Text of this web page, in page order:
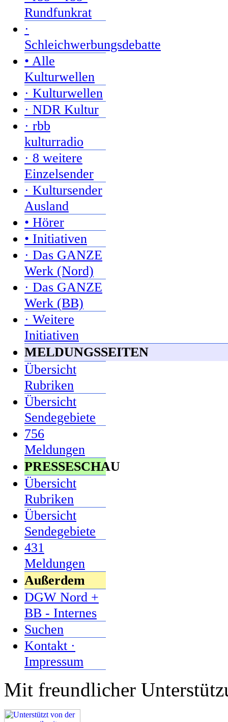
Rundfunkrat
·
Schleichwerbungsdebatte
• Alle
Kulturwellen
· Kulturwellen
· NDR Kultur
· rbb
kulturradio
· 8 weitere
Einzelsender
· Kultursender
Ausland
• Hörer
• Initiativen
· Das GANZE
Werk (Nord)
· Das GANZE
Werk (BB)
· Weitere
Initiativen
MELDUNGSSEITEN
Übersicht
Rubriken
Übersicht
Sendegebiete
756
Meldungen
PRESSESCHAU
Übersicht
Rubriken
Übersicht
Sendegebiete
431
Meldungen
Außerdem
DGW Nord +
BB - Internes
Suchen
Kontakt ·
Impressum
Mit freundlicher